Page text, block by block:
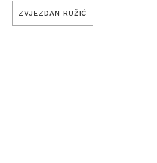
ZVJEZDAN RUŽIĆ